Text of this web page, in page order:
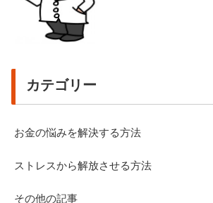
カテゴリー
お金の悩みを解決する方法
ストレスから解放させる方法
その他の記事